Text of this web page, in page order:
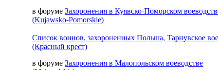
в форуме Захоронения в Куявско-Поморском
(Kujawsko-Pomorskie)
Список воинов, захороненных Польша, Тарнувское
(Красный крест)
в форуме Захоронения в Малопольском воеводстве